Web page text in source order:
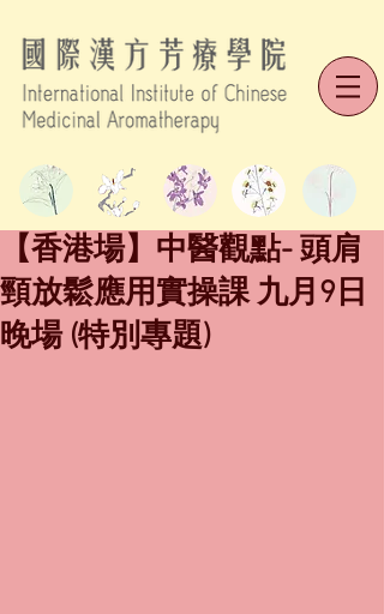
【香港場】中醫觀點- 頭肩
頸放鬆應用實操課 九月9日
晚場 (特別專題)